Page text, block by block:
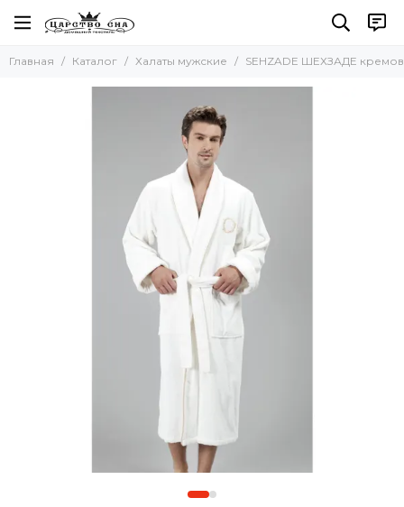
Халаты мужские
Главная Каталог Халаты мужские SEHZADE ШЕХЗАДЕ